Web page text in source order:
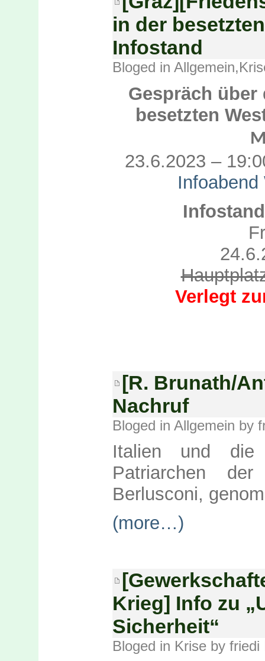
in der
Infostand
Bloged in Allgemein,
Gespräch
besetzten
23.6.2023 –
Infoabend
Verlegt
[R. Brunath/
Nachruf
Bloged in Allgemein by
Italien und die
Patriarchen
Berlusconi,
(more…)
Krieg] Info zu
Sicherheit“
Bloged in Krise by friedi